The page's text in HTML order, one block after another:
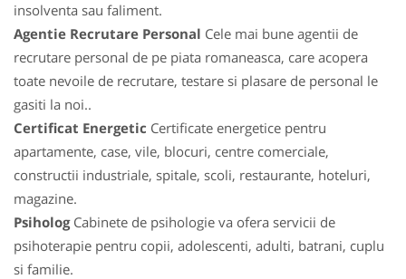
insolventa sau faliment.
Agentie Recrutare Personal Cele mai bune agentii de
recrutare personal de pe piata romaneasca, care acopera
toate nevoile de recrutare, testare si plasare de personal le
gasiti la noi..
Certificat Energetic Certificate energetice pentru
apartamente, case, vile, blocuri, centre comerciale,
constructii industriale, spitale, scoli, restaurante, hoteluri,
magazine.
PsihologCabinete de psihologie va ofera servicii de
psihoterapie pentru copii, adolescenti, adulti, batrani, cuplu
si familie.